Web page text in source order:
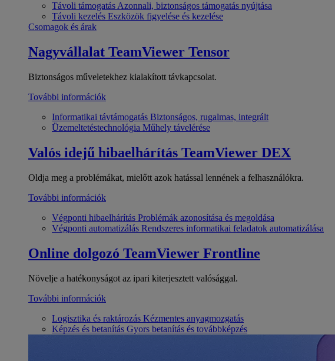
Távoli támogatás Azonnali, biztonságos támogatás nyújtása
Távoli kezelés Eszközök figyelése és kezelése
Csomagok és árak
Nagyvállalat TeamViewer Tensor
Biztonságos műveletekhez kialakított távkapcsolat.
További információk
Informatikai távtámogatás Biztonságos, rugalmas, integrált
Üzemeltetéstechnológia Műhely távelérése
Valós idejű hibaelhárítás TeamViewer DEX
Oldja meg a problémákat, mielőtt azok hatással lennének a felhasználókra.
További információk
Végponti hibaelhárítás Problémák azonosítása és megoldása
Végponti automatizálás Rendszeres informatikai feladatok automatizálása
Online dolgozó TeamViewer Frontline
Növelje a hatékonyságot az ipari kiterjesztett valósággal.
További információk
Logisztika és raktározás Kézmentes anyagmozgatás
Képzés és betanítás Gyors betanítás és továbbképzés